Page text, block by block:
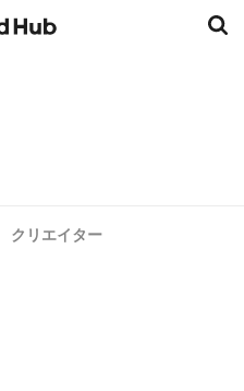
クリエイター